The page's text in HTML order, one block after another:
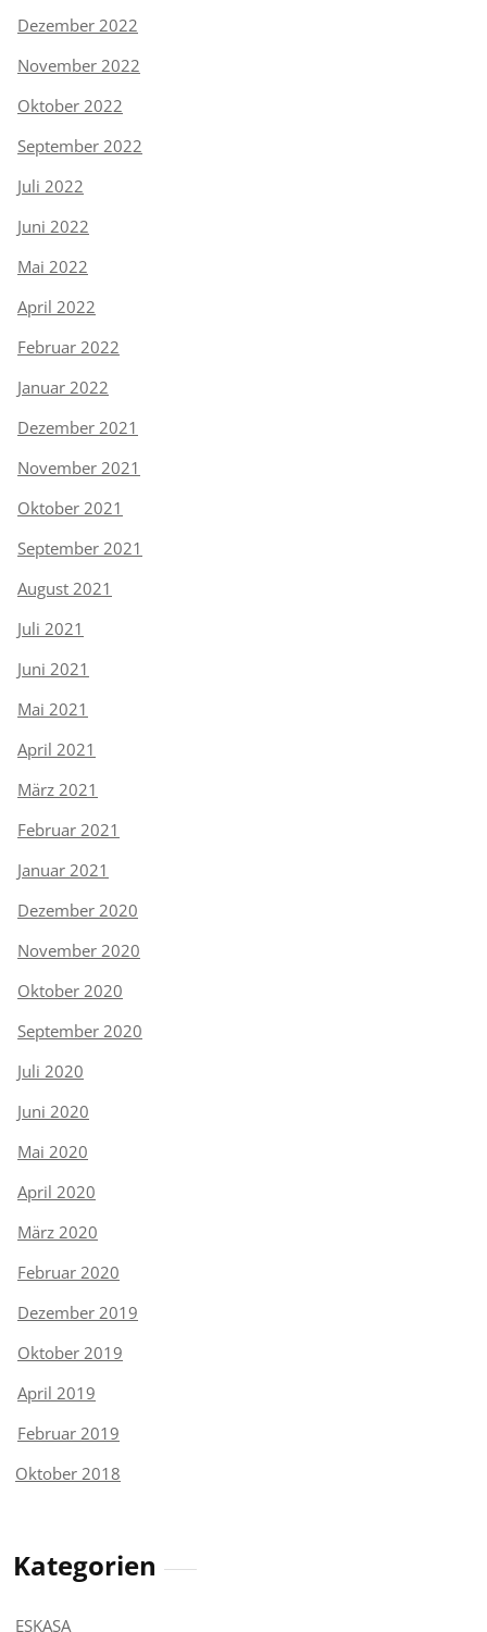
Dezember 2022
November 2022
Oktober 2022
September 2022
Juli 2022
Juni 2022
Mai 2022
April 2022
Februar 2022
Januar 2022
Dezember 2021
November 2021
Oktober 2021
September 2021
August 2021
Juli 2021
Juni 2021
Mai 2021
April 2021
März 2021
Februar 2021
Januar 2021
Dezember 2020
November 2020
Oktober 2020
September 2020
Juli 2020
Juni 2020
Mai 2020
April 2020
März 2020
Februar 2020
Dezember 2019
Oktober 2019
April 2019
Februar 2019
Oktober 2018
Kategorien
ESKASA